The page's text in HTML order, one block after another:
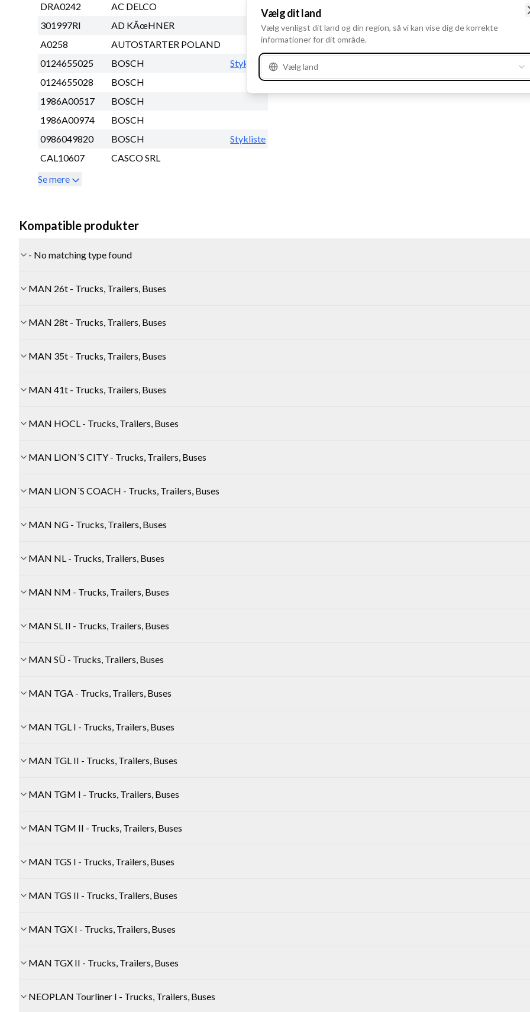
DRA0242
AC DELCO
301997RI
AD KÃœHNER
A0258
AUTOSTARTER POLAND
0124655025
BOSCH
Stykliste
0124655028
BOSCH
1986A00517
BOSCH
1986A00974
BOSCH
0986049820
BOSCH
Stykliste
CAL10607
CASCO SRL
Se mere
Kompatible produkter
- No matching type found
MAN 26t - Trucks, Trailers, Buses
MAN 28t - Trucks, Trailers, Buses
MAN 35t - Trucks, Trailers, Buses
MAN 41t - Trucks, Trailers, Buses
MAN HOCL - Trucks, Trailers, Buses
MAN LION´S CITY - Trucks, Trailers, Buses
MAN LION´S COACH - Trucks, Trailers, Buses
MAN NG - Trucks, Trailers, Buses
MAN NL - Trucks, Trailers, Buses
MAN NM - Trucks, Trailers, Buses
MAN SL II - Trucks, Trailers, Buses
MAN SÜ - Trucks, Trailers, Buses
MAN TGA - Trucks, Trailers, Buses
MAN TGL I - Trucks, Trailers, Buses
MAN TGL II - Trucks, Trailers, Buses
MAN TGM I - Trucks, Trailers, Buses
MAN TGM II - Trucks, Trailers, Buses
MAN TGS I - Trucks, Trailers, Buses
MAN TGS II - Trucks, Trailers, Buses
MAN TGX I - Trucks, Trailers, Buses
MAN TGX II - Trucks, Trailers, Buses
NEOPLAN Tourliner I - Trucks, Trailers, Buses
Vælg dit land
Vælg venligst dit land og din region, så vi kan vise dig de korrekte
informationer for dit område.
Vælg land